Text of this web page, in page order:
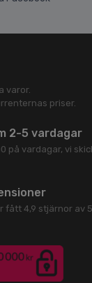
varor.
priser.
2-5 vardagar
på vardagar, vi
fått 4,9 stjärnor av 5